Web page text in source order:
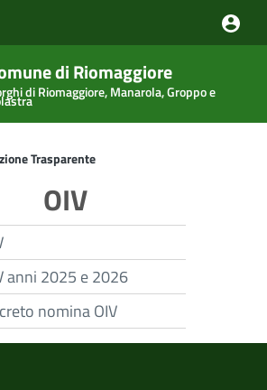
navigazionedi Riomaggiore
di Riomaggiore, Manarola, Groppo e
Trasparente
OIV
anni 2025 e 2026
nomina OIV